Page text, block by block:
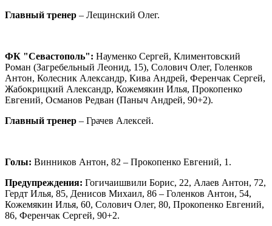
Главный тренер – Лещинский Олег.
ФК "Севастополь": Науменко Сергей, Климентовский
Роман (Загребельный Леонид, 15), Солович Олег, Голенков
Антон, Колесник Александр, Кива Андрей, Ференчак Сергей,
Жабокрицкий Александр, Кожемякин Илья, Прокопенко
Евгений, Османов Редван (Паныч Андрей, 90+2).
Главный тренер – Грачев Алексей.
Голы: Винников Антон, 82 – Прокопенко Евгений, 1.
Предупреждения: Гогичаишвили Борис, 22, Алаев Антон, 72,
Гердт Илья, 85, Денисов Михаил, 86 – Голенков Антон, 54,
Кожемякин Илья, 60, Солович Олег, 80, Прокопенко Евгений,
86, Ференчак Сергей, 90+2.